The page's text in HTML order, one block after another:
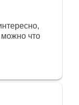
можно что